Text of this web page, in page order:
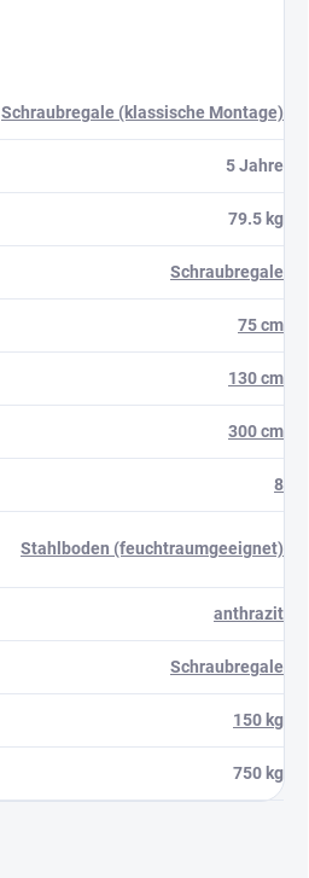
Schraubregale (klassische Montage)
5 Jahre
79.5 kg
Schraubregale
75 cm
130 cm
300 cm
8
Stahlboden (feuchtraumgeeignet)
anthrazit
Schraubregale
150 kg
750 kg